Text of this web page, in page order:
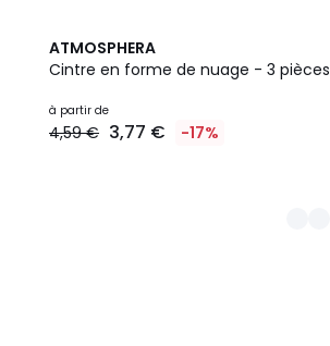
ATMOSPHERA
Cintre en forme de nuage - 3 pièces
Prix
à
à partir de
4,59 € 3,77 € -17%
2
Couleurs